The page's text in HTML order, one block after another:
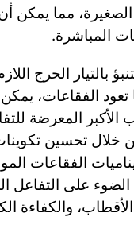
مما يمكن
المباشرة.
بالتيار الحرج
الفقاعات، يمكن
المعرضة
من خلال تحسين
الفقاعات
على التفاعل
والكفاءة